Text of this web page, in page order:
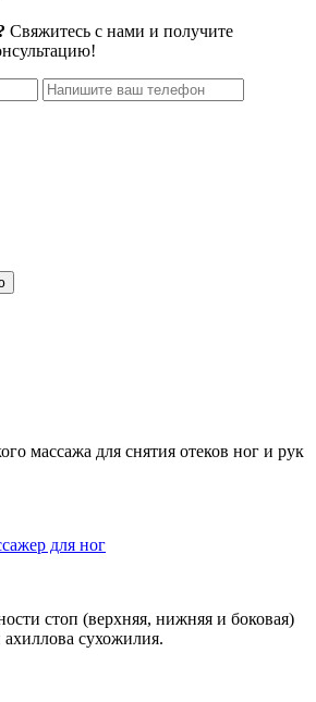
Свяжитесь с нами и получите
массажа для снятия отеков ног и рук
для ног
стоп (верхняя, нижняя и боковая)
сухожилия.